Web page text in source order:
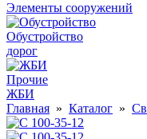
Элементы сооружений
Обустройство
дорог
Прочие
ЖБИ
Главная » Каталог »